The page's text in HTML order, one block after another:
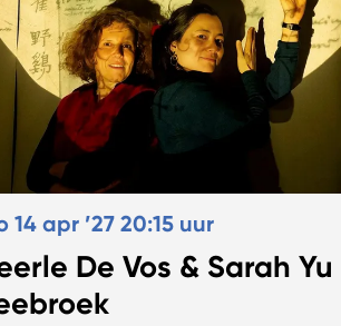
De Vos & Sarah Yu
14 apr ’2720:15 uur